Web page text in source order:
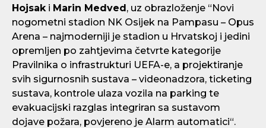
Hojsaki Marin Medved, uz obrazloženje “Novi
nogometni stadion NK Osijek na Pampasu – Opus
Arena – najmoderniji je stadion u Hrvatskoj i jedini
opremljen po zahtjevima četvrte kategorije
Pravilnika o infrastrukturi UEFA-e, a projektiranje
svih sigurnosnih sustava – videonadzora, ticketing
sustava, kontrole ulaza vozila na parking te
evakuacijski razglas integriran sa sustavom
dojave požara, povjereno je Alarm automatici“.